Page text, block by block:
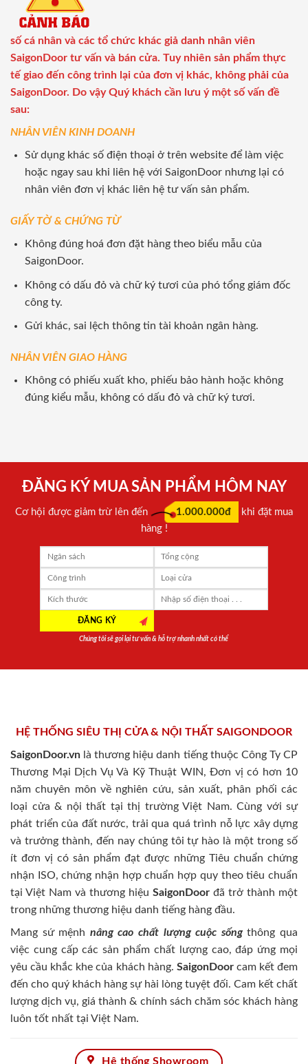
số cá nhân và các tổ chức khác giả danh nhân viên
SaigonDoor tư vấn và bán cửa. Tuy nhiên sản phẩm thực
tế giao đến công trình lại của đơn vị khác, không phải của
SaigonDoor. Do vậy Quý khách cần lưu ý một số vấn đề
sau:
NHÂN VIÊN KINH DOANH
Sử dụng khác số điện thoại ở trên website để làm việc
hoặc ngay sau khi liên hệ với SaigonDoor nhưng lại có
nhân viên đơn vị khác liên hệ tư vấn sản phẩm.
GIẤY TỜ & CHỨNG TỪ
Không đúng hoá đơn đặt hàng theo biểu mẫu của
SaigonDoor.
Không có dấu đỏ và chữ ký tươi của phó tổng giám đốc
công ty.
Gửi khác, sai lệch thông tin tài khoản ngân hàng.
NHÂN VIÊN GIAO HÀNG
Không có phiếu xuất kho, phiếu bảo hành hoặc không
đúng kiểu mẫu, không có dấu đỏ và chữ ký tươi.
ĐĂNG KÝ MUA SẢN PHẨM HÔM NAY
Cơ hội được giảm trừ lên đến 1.000.000đ
khi đặt mua
hàng !
Chúng tôi sẽ gọi lại tư vấn & hỗ trợ nhanh nhất có thể
HỆ THỐNG SIÊU THỊ CỬA & NỘI THẤT SAIGONDOOR
SaigonDoor.vn là thương hiệu danh tiếng thuộc Công Ty CP
Thương Mại Dịch Vụ Và Kỹ Thuật WIN, Đơn vị có hơn 10
năm chuyên môn về nghiên cứu, sản xuất, phân phối các
loại cửa & nội thất tại thị trường Việt Nam. Cùng với sự
phát triển của đất nước, trải qua quá trình nỗ lực xây dựng
và trưởng thành, đến nay chúng tôi tự hào là một trong số
ít đơn vị có sản phẩm đạt được những Tiêu chuẩn chứng
nhận ISO, chứng nhận hợp chuẩn hợp quy theo tiêu chuẩn
tại Việt Nam và thương hiệu SaigonDoor đã trở thành một
trong những thương hiệu danh tiếng hàng đầu.
Mang sứ mệnh nâng cao chất lượng cuộc sốngthông qua
việc cung cấp các sản phẩm chất lượng cao, đáp ứng mọi
yêu cầu khắc khe của khách hàng. SaigonDoorcam kết đem
đến cho quý khách hàng sự hài lòng tuyệt đối. Cam kết chất
lượng dịch vụ, giá thành & chính sách chăm sóc khách hàng
luôn tốt nhất tại Việt Nam.
Hệ thống Showroom